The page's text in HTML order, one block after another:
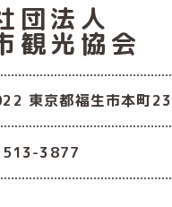
団法人
観光協会
東京都福生市本町23
3877